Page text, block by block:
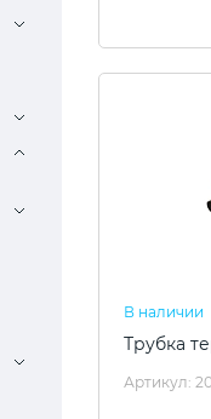
В наличии
Трубка
Артикул: